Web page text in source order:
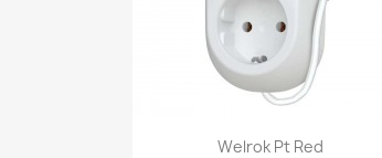
Быстрый просмотр
Welrok Pt Red